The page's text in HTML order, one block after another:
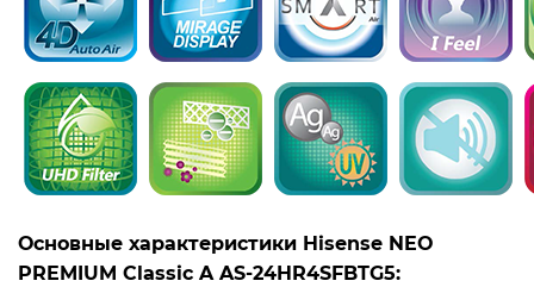
Основные характеристики Hisense NEO
PREMIUM Classic A AS-24HR4SFBTG5: